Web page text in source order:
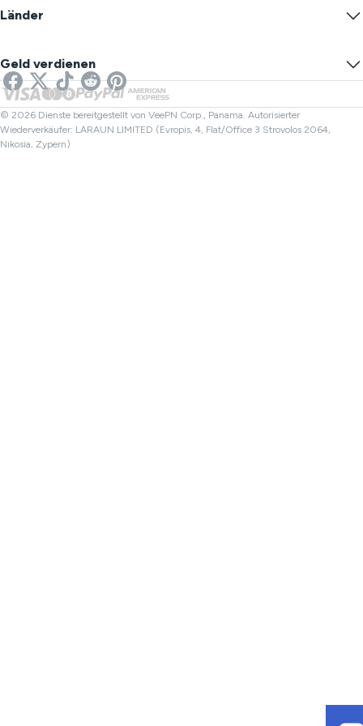
Blog
Cookie-Einstellungen
Anonyme IP
VPN fürs Streaming
Netflix VPN
IP-Adresse verbergen
Online-SMS
Link-Checker
Dateiüberprüfung
Länder
UK VPN
Kanada VPN
Türkei VPN
Geld verdienen
Partnerprogramme
© 2026 Dienste bereitgestellt von VeePN Corp., Panama. Autorisierter
Wiederverkäufer: LARAUN LIMITED (Evropis, 4, Flat/Office 3 Strovolos 2064,
Nikosia, Zypern)